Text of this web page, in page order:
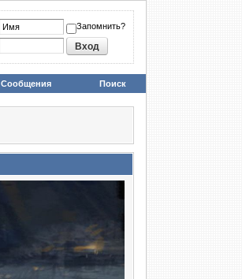
Запомнить?
Сообщения Поиск